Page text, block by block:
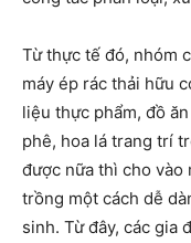
Từ thực tế đó, nhóm
máy ép rác thải hữu
liệu thực phẩm, đồ
phê, hoa lá trang trí
được nữa thì cho vào
trồng một cách dễ
sinh. Từ đây, các gia